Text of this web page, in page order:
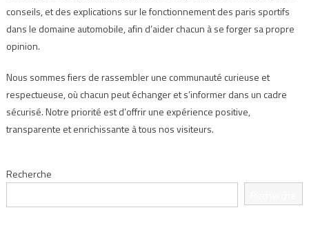
conseils, et des explications sur le fonctionnement des paris sportifs
dans le domaine automobile, afin d’aider chacun à se forger sa propre
opinion.
Nous sommes fiers de rassembler une communauté curieuse et
respectueuse, où chacun peut échanger et s’informer dans un cadre
sécurisé. Notre priorité est d’offrir une expérience positive,
transparente et enrichissante à tous nos visiteurs.
Recherche